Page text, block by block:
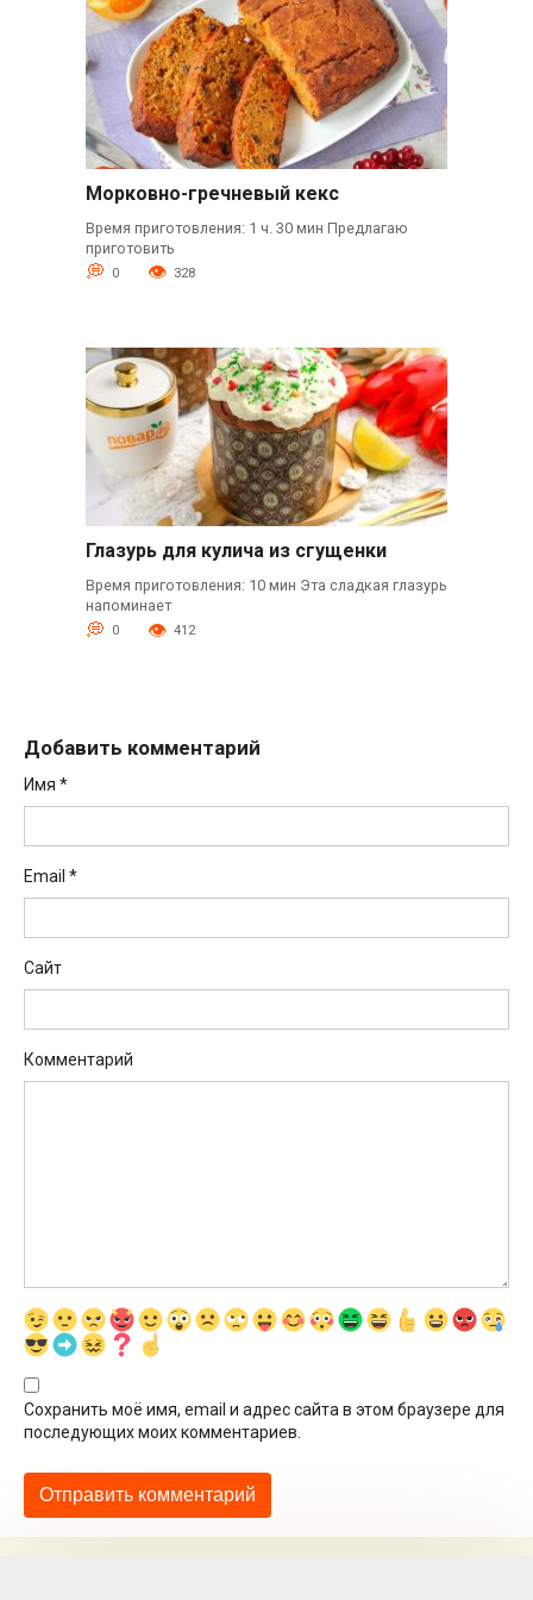
Морковно-гречневый кекс
Время приготовления: 1 ч. 30 мин Предлагаю
приготовить
0 328
Глазурь для кулича из сгущенки
Время приготовления: 10 мин Эта сладкая глазурь
напоминает
0 412
Добавить комментарий
Имя *
Email *
Сайт
Комментарий
Сохранить моё имя, email и адрес сайта в этом браузере для
последующих моих комментариев.